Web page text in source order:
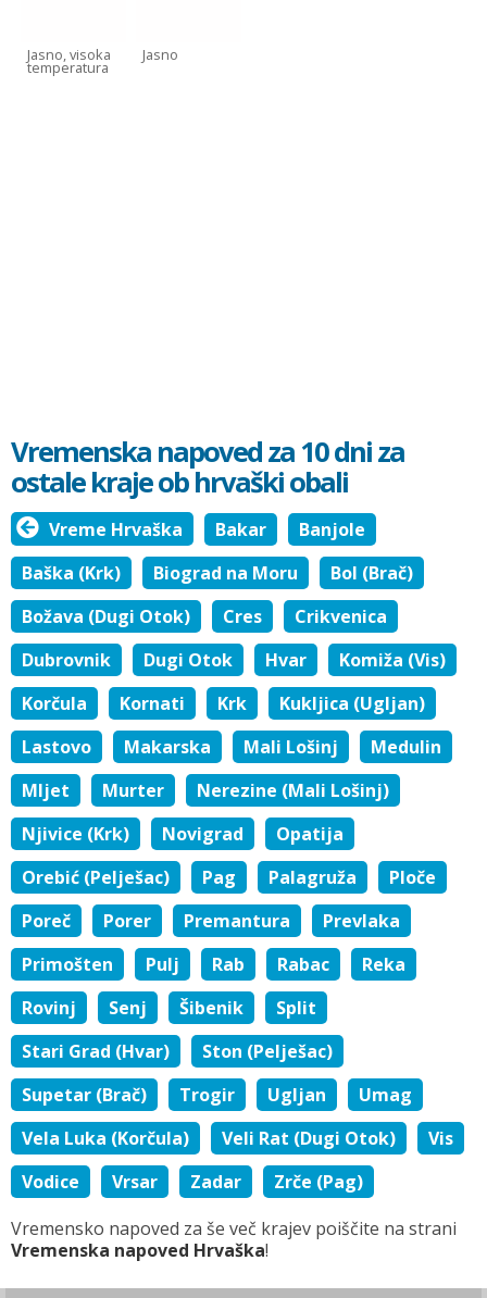
Jasno, visoka
temperatura
Jasno
Vremenska napoved za 10 dni za
ostale kraje ob hrvaški obali
Vreme Hrvaška Bakar
Banjole
Baška (Krk)
Biograd na Moru
Bol (Brač)
Božava (Dugi Otok)
Cres
Crikvenica
Dubrovnik
Dugi Otok Hvar
Komiža (Vis)
Korčula
Kornati Krk
Kukljica (Ugljan)
Lastovo
Makarska Mali Lošinj
Medulin
Mljet
Murter
Nerezine (Mali Lošinj)
Njivice (Krk)
Novigrad
Opatija
Orebić (Pelješac)
Pag Palagruža
Ploče
Poreč
Porer Premantura
Prevlaka
Primošten
Pulj Rab Rabac
Reka
Rovinj
Senj Šibenik
Split
Stari Grad (Hvar)
Ston (Pelješac)
Supetar (Brač)
Trogir Ugljan
Umag
Vela Luka (Korčula)
Veli Rat (Dugi Otok)
Vis
Vodice
Vrsar Zadar
Zrče (Pag)
Vremensko napoved za še več krajev poiščite na strani
Vremenska napoved Hrvaška!